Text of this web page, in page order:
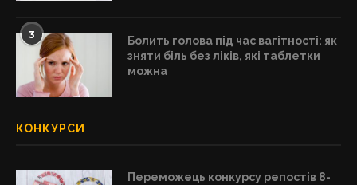
3
Болить голова під час вагітності: як
зняти біль без ліків, які таблетки
можна
КОНКУРСИ
Переможець конкурсу репостів 8-